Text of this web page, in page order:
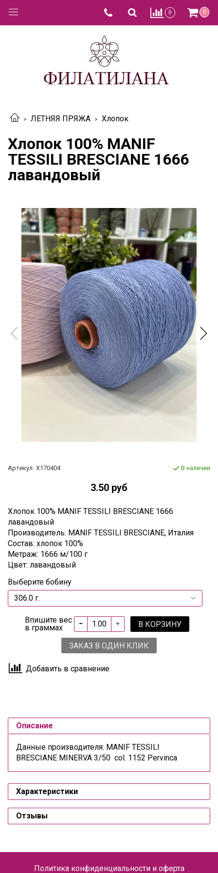
0 0
ЛЕТНЯЯ ПРЯЖА Хлопок
Хлопок 100% MANIF
TESSILI BRESCIANE 1666
лавандовый
Артикул: Х170404 В наличии
3.50 руб
Хлопок 100% MANIF TESSILI BRESCIANE 1666
лавандовый
Производитель: MANIF TESSILI BRESCIANE, Италия
Состав: хлопок 100%
Метраж: 1666 м/100 г
Цвет: лавандовый
Выберите бобину
Впишите вес
в граммах
В КОРЗИНУ
ЗАКАЗ В ОДИН КЛИК
Добавить в сравнение
Описание
Данные производителя: MANIF TESSILI
BRESCIANE MINERVA 3/50 col. 1152 Pervinca
Характеристики
Отзывы
Политика конфиденциальности и оферта